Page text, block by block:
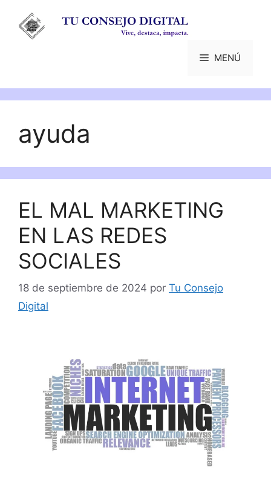
contenido
MENÚ
ayuda
EL MAL MARKETING
EN LAS REDES
SOCIALES
18 de septiembre de 2024 por Tu Consejo
Digital